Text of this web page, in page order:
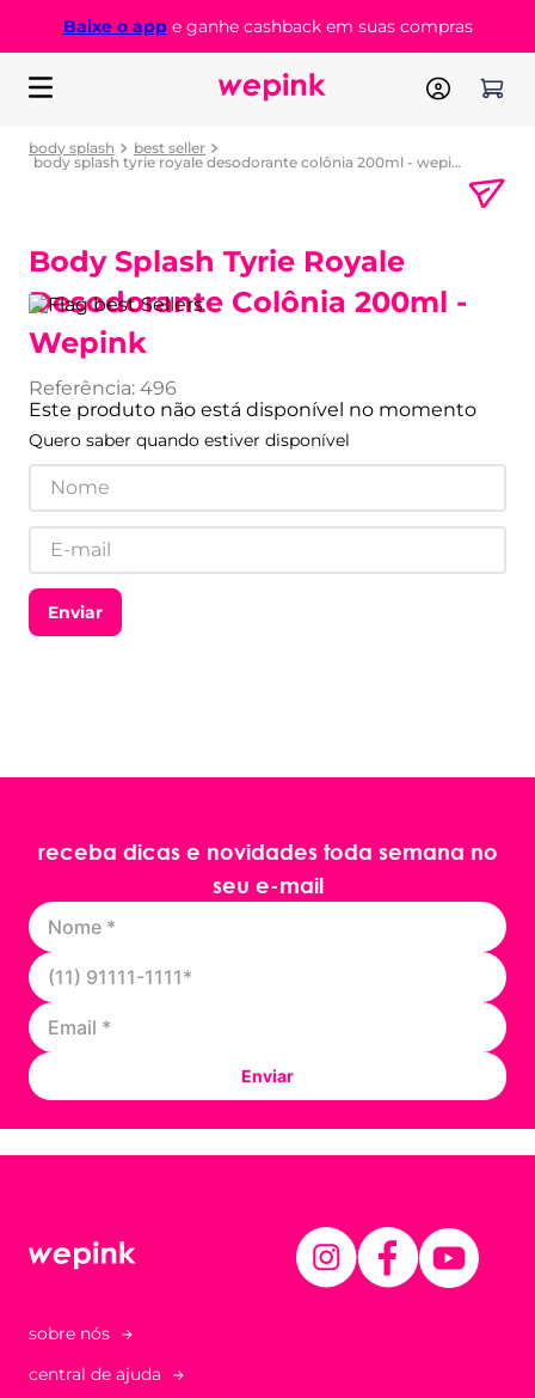
Baixe o appe ganhe cashback em suas compras
body splash
best seller
body splash tyrie royale desodorante colônia 200ml - wepink
Body Splash Tyrie Royale
Desodorante Colônia 200ml -
Wepink
Referência: 496
Este produto não está disponível no momento
Quero saber quando estiver disponível
Enviar
receba dicas e novidades toda semana no
seu e-mail
Enviar
sobre nós
central de ajuda